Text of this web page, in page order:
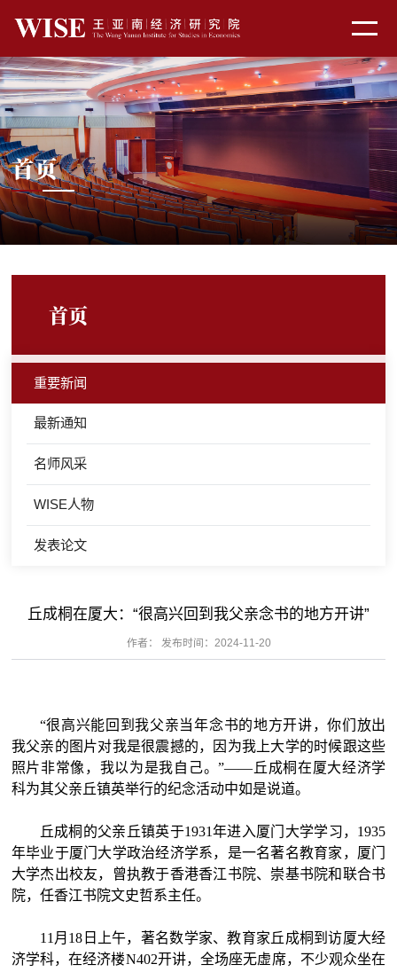
首页
首页
重要新闻
最新通知
名师风采
WISE人物
发表论文
丘成桐在厦大：“很高兴回到我父亲念书的地方开讲”
作者： 发布时间：2024-11-20
“很高兴能回到我父亲当年念书的地方开讲，你们放出
我父亲的图片对我是很震撼的，因为我上大学的时候跟这些
照片非常像，我以为是我自己。”——丘成桐在厦大经济学
科为其父亲丘镇英举行的纪念活动中如是说道。
丘成桐的父亲丘镇英于1931年进入厦门大学学习，1935
年毕业于厦门大学政治经济学系，是一名著名教育家，厦门
大学杰出校友，曾执教于香港香江书院、崇基书院和联合书
院，任香江书院文史哲系主任。
11月18日上午，著名数学家、教育家丘成桐到访厦大经
济学科，在经济楼N402开讲，全场座无虚席，不少观众坐在